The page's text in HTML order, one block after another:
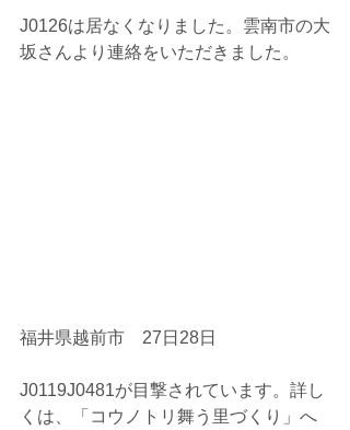
J0126は居なくなりました。雲南市の大
坂さんより連絡をいただきました。
福井県越前市　27日28日
J0119J0481が目撃されています。詳し
くは、「コウノトリ舞う里づくり」へ